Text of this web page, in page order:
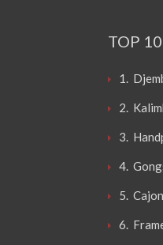
TOP
1.
2.
3.
4.
5.
6.